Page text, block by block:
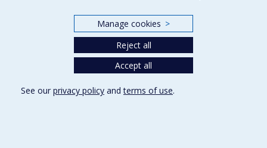
Manage cookies >
Reject all
Accept all
See our privacy policy andterms of use.